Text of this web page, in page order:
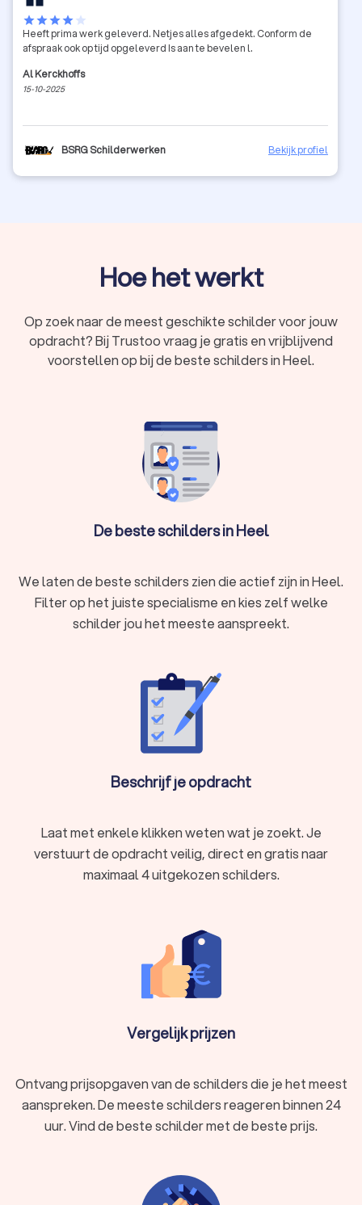
starstarstarstarstar
Heeft prima werk geleverd. Netjes alles afgedekt. Conform de
afspraak ook op tijd opgeleverd Is aan te bevelen l.
Al Kerckhoffs
15-10-2025
BSRG Schilderwerken Bekijk profiel
Hoe het werkt
Op zoek naar de meest geschikte schilder voor jouw
opdracht? Bij Trustoo vraag je gratis en vrijblijvend
voorstellen op bij de beste schilders in Heel.
De beste schilders in Heel
We laten de beste schilders zien die actief zijn in Heel.
Filter op het juiste specialisme en kies zelf welke
schilder jou het meeste aanspreekt.
Beschrijf je opdracht
Laat met enkele klikken weten wat je zoekt. Je
verstuurt de opdracht veilig, direct en gratis naar
maximaal 4 uitgekozen schilders.
Vergelijk prijzen
Ontvang prijsopgaven van de schilders die je het meest
aanspreken. De meeste schilders reageren binnen 24
uur. Vind de beste schilder met de beste prijs.